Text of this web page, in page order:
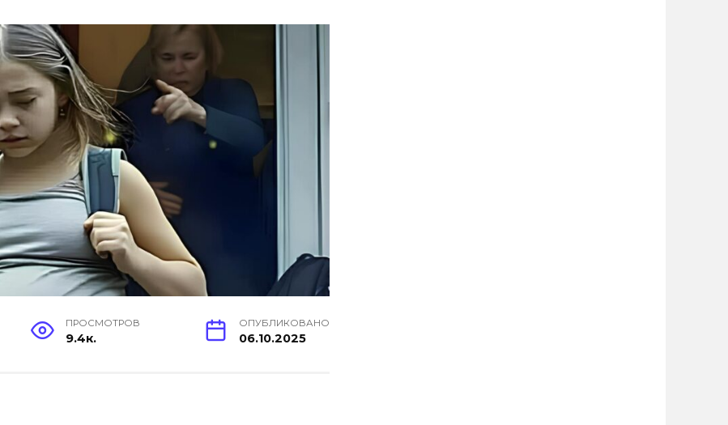
ПРОСМОТРОВ
9.4к.
ОПУБЛИКОВАНО
06.10.2025